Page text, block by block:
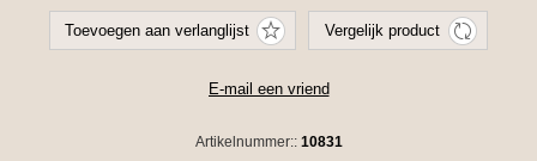
Artikelnummer:: 10831